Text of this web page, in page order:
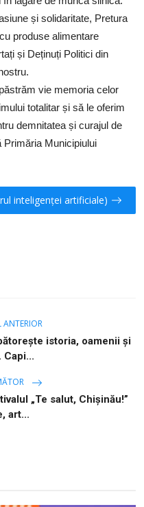
și solidaritate, Pretura
produse alimentare
și Deținuți Politici din
vie memoria celor
totalitar și să le oferim
demnitatea și curajul de
Primăria Municipiului
inteligenței artificiale)
istoria, oamenii și
Capi...
„Te salut, Chișinău!”
art...